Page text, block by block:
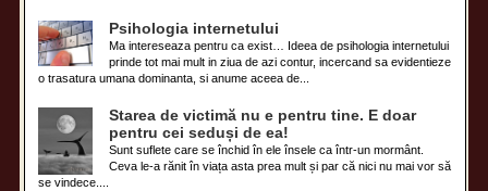
Psihologia internetului
Ma intereseaza pentru ca exist… Ideea de psihologia internetului
prinde tot mai mult in ziua de azi contur, incercand sa evidentieze
o trasatura umana dominanta, si anume aceea de...
Starea de victimă nu e pentru tine. E doar
pentru cei seduși de ea!
Sunt suflete care se închid în ele însele ca într-un mormânt.
Ceva le-a rănit în viața asta prea mult și par că nici nu mai vor să
se vindece....